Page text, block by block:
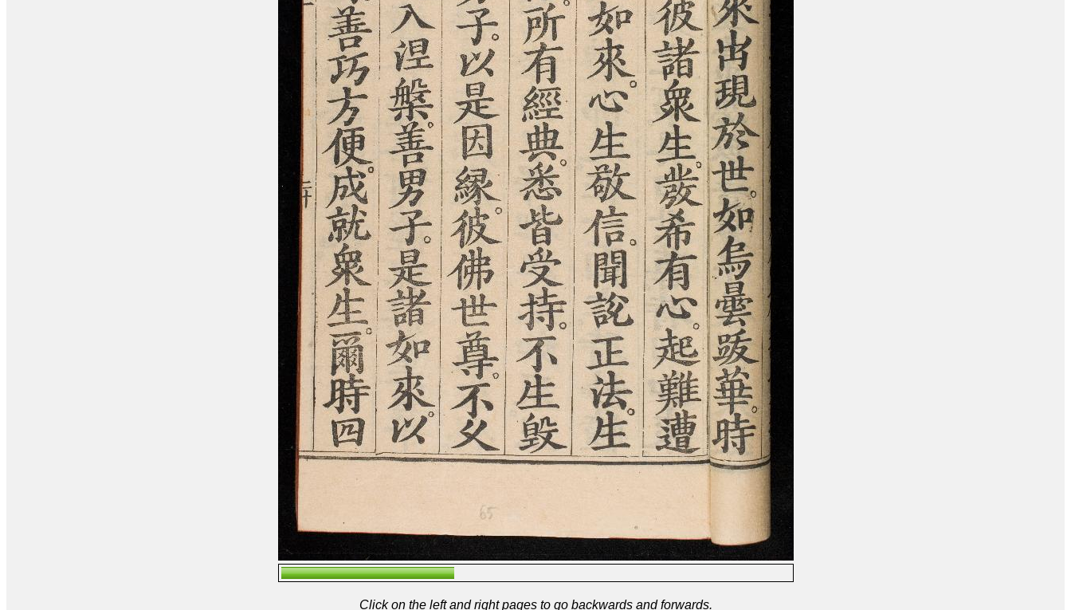
Click on the left and right pages to go backwards and forwards.